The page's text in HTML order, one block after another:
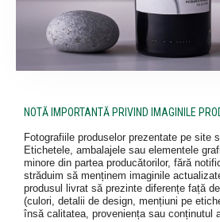
NOTĂ IMPORTANTĂ PRIVIND IMAGINILE
Fotografiile produselor prezentate pe site
Etichetele, ambalajele sau elementele
minore din partea producătorilor, fără
străduim să menținem imaginile
produsul livrat să prezinte diferențe față
(culori, detalii de design, mențiuni pe
însă calitatea, proveniența sau conținutul